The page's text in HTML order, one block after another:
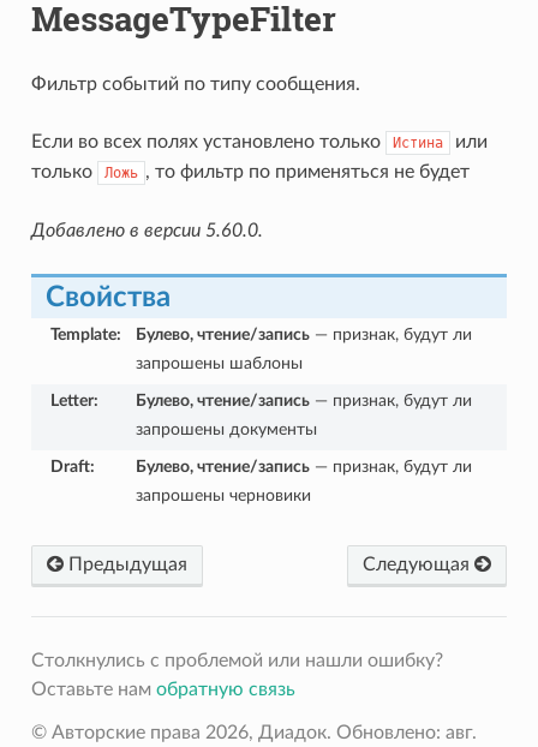
MessageTypeFilter
Фильтр событий по типу сообщения.
Если во всех полях установлено только Истина
или
только
Ложь , то фильтр по применяться не будет
Добавлено в версии 5.60.0.
Свойства
Template: Булево, чтение/запись— признак, будут ли
запрошены шаблоны
Letter: Булево, чтение/запись— признак, будут ли
запрошены документы
Draft: Булево, чтение/запись— признак, будут ли
запрошены черновики
Предыдущая Следующая
Столкнулись с проблемой или нашли ошибку?
Оставьте нам обратную связь
© Авторские права 2026, Диадок. Обновлено: авг.